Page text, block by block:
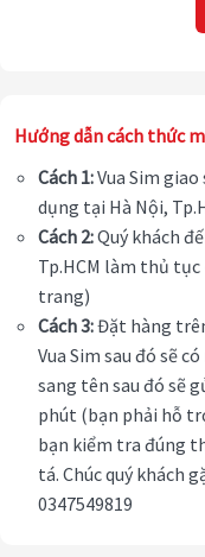
Hướng dẫn cách thức
Cách 1:Vua Sim
dụng tại Hà Nội,
Cách 2:Quý khách
Tp.HCM làm thủ tục
trang)
Cách 3:Đặt hàng
Vua Sim sau đó sẽ
sang tên sau đó sẽ
phút (bạn phải hỗ
bạn kiểm tra đúng
tá. Chúc quý khách
0347549819